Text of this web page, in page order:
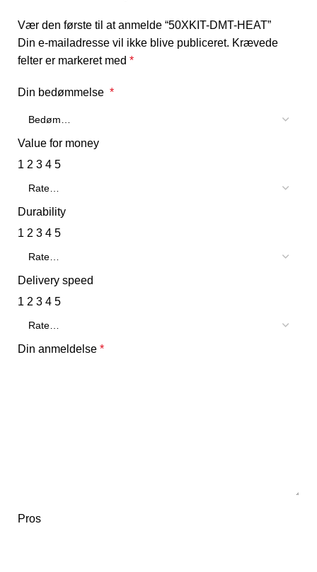
Vær den første til at anmelde “50XKIT-DMT-HEAT”
Din e-mailadresse vil ikke blive publiceret. Krævede
felter er markeret med *
Din bedømmelse *
Value for money
1 2 3 4 5
Durability
1 2 3 4 5
Delivery speed
1 2 3 4 5
Din anmeldelse *
Pros